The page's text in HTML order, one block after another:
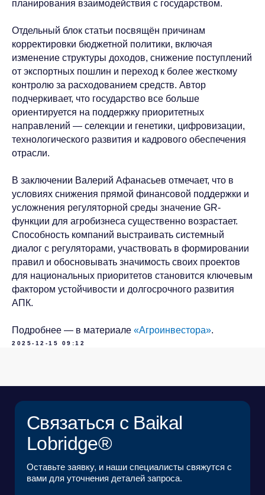
планирования взаимодействия с государством.
Отдельный блок статьи посвящён причинам
корректировки бюджетной политики, включая
изменение структуры доходов, снижение поступлений
от экспортных пошлин и переход к более жесткому
контролю за расходованием средств. Автор
подчеркивает, что государство все больше
ориентируется на поддержку приоритетных
направлений — селекции и генетики, цифровизации,
технологического развития и кадрового обеспечения
отрасли.
В заключении Валерий Афанасьев отмечает, что в
условиях снижения прямой финансовой поддержки и
усложнения регуляторной среды значение GR-
функции для агробизнеса существенно возрастает.
Способность компаний выстраивать системный
диалог с регуляторами, участвовать в формировании
правил и обосновывать значимость своих проектов
для национальных приоритетов становится ключевым
фактором устойчивости и долгосрочного развития
АПК.
Подробнее — в материале «Агроинвестора».
2025-12-15 09:12
Оставьте заявку, и наши специалисты свяжутся с
вами для уточнения деталей запроса.
Связаться с Baikal
Lobridge®
ОТПРАВИТЬ ЗАЯВКУ
ИМЯ*
ФАМИЛИЯ*
ДОЛЖНОСТЬ*
КОМПАНИЯ*
Я ознакомился с
Политикой в отношении
обработки персональных данныхи даю
согласие на обработку своих персональных
данных*